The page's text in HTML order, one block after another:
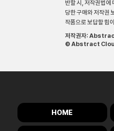
반할 시, 저작권법에
당한 구매와 저작권
작품으로 보답할 힘
저작권자:
© Abstract
HOME